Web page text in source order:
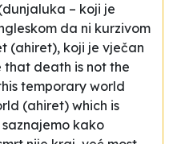
– koji je
da ni kurzivom
(ahiret), koji je vječan
that death is not the
temporary world
(ahiret) which is
kako